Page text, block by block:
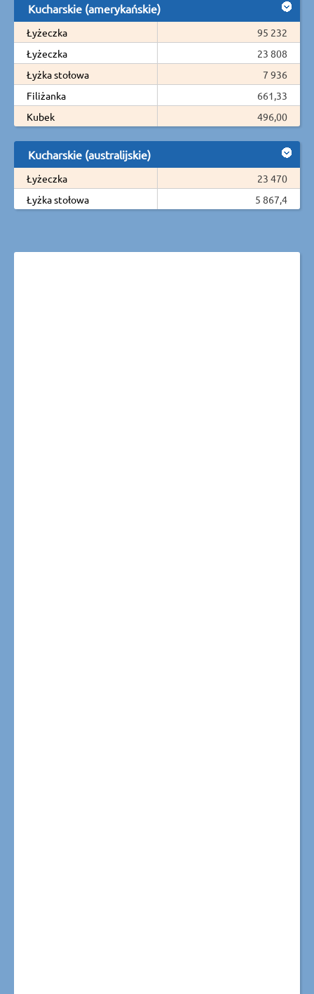
Kucharskie (amerykańskie)
Łyżeczka
95 232
Łyżeczka
23 808
Łyżka stołowa
7 936
Filiżanka
661,33
Kubek
496,00
Kucharskie (australijskie)
Łyżeczka
23 470
Łyżka stołowa
5 867,4